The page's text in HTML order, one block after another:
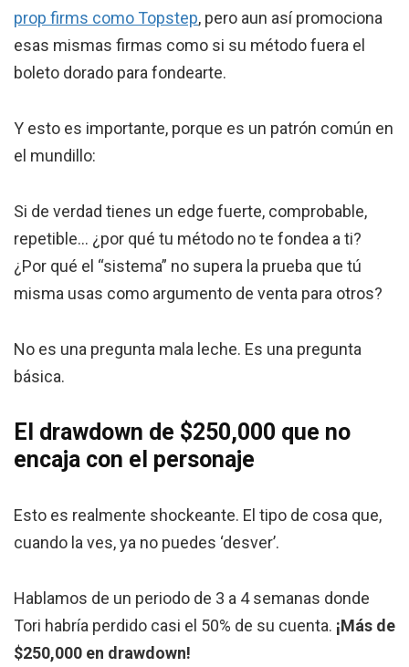
prop firms como Topstep, pero aun así promociona
esas mismas firmas como si su método fuera el
boleto dorado para fondearte.
Y esto es importante, porque es un patrón común en
el mundillo:
Si de verdad tienes un edge fuerte, comprobable,
repetible… ¿por qué tu método no te fondea a ti?
¿Por qué el “sistema” no supera la prueba que tú
misma usas como argumento de venta para otros?
No es una pregunta mala leche. Es una pregunta
básica.
El drawdown de $250,000 que no
encaja con el personaje
Esto es realmente shockeante. El tipo de cosa que,
cuando la ves, ya no puedes ‘desver’.
Hablamos de un periodo de 3 a 4 semanas donde
Tori habría perdido casi el 50% de su cuenta. ¡Más de
$250,000 en drawdown!